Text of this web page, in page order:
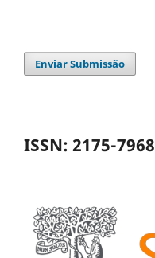
Enviar Submissão
ISSN: 2175-7968